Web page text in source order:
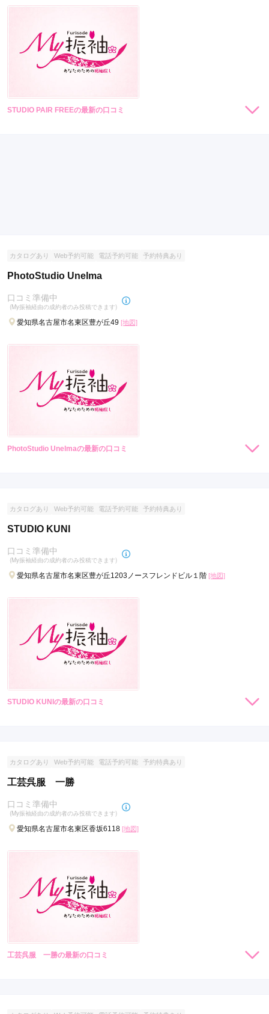
STUDIO PAIR FREEの最新の口コミ
カタログあり Web予約可能 電話予約可能 予約特典あり
PhotoStudio Unelma
口コミ準備中
(My振袖経由の成約者のみ投稿できます)
愛知県名古屋市名東区豊が丘49 [地図]
PhotoStudio Unelmaの最新の口コミ
カタログあり Web予約可能 電話予約可能 予約特典あり
STUDIO KUNI
口コミ準備中
(My振袖経由の成約者のみ投稿できます)
愛知県名古屋市名東区豊が丘1203ノースフレンドビル１階 [地図]
STUDIO KUNIの最新の口コミ
カタログあり Web予約可能 電話予約可能 予約特典あり
工芸呉服 一勝
口コミ準備中
(My振袖経由の成約者のみ投稿できます)
愛知県名古屋市名東区香坂6118 [地図]
工芸呉服 一勝の最新の口コミ